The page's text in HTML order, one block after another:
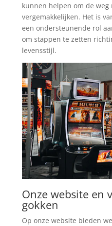
kunnen helpen om de weg
vergemakkelijken. Het is
een ondersteunende rol
om stappen te zetten
levensstijl.
Onze website en
gokken
Op onze website bieden